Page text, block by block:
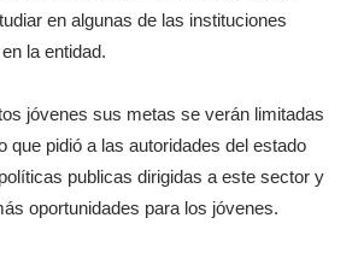
en algunas de las instituciones
la entidad.
jóvenes sus metas se verán limitadas
que pidió a las autoridades del estado
publicas dirigidas a este sector y
oportunidades para los jóvenes.